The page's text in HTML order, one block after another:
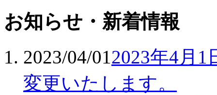
お知らせ・新着情報
2023/04/012023年4月
変更いたします。